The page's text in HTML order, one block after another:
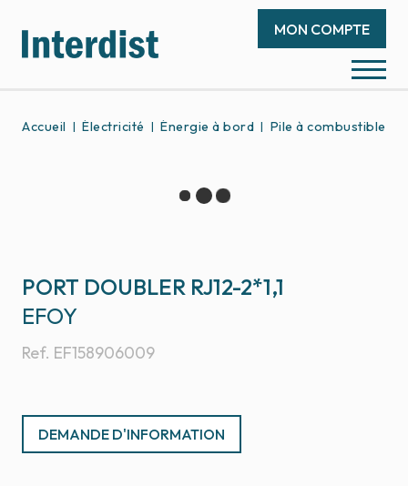
MON COMPTE
Accueil Électricité Énergie à bord Pile à combustible
PORT DOUBLER RJ12-2*1,1
Ref. EF158906009
EFOY
DEMANDE D'INFORMATION